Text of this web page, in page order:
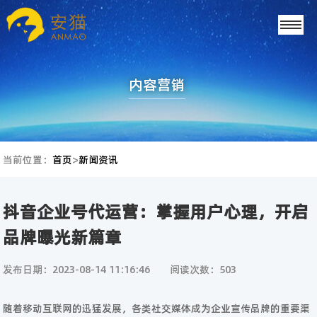
内容营销
当前位置：首页>新闻资讯
抖音企业号代运营：掌握用户心理，开启
品牌曝光新篇章
发布日期：2023-08-14 11:16:46 阅读次数：503
随着移动互联网的迅猛发展，各类社交媒体成为企业宣传品牌的重要渠